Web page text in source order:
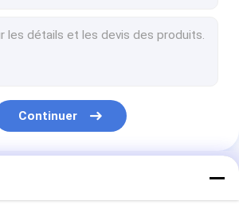
Continuer